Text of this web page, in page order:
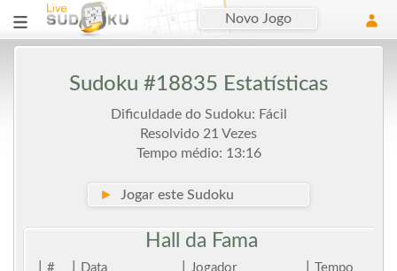
Novo Jogo
Sudoku #18835 Estatísticas
Dificuldade do Sudoku: Fácil
Resolvido 21 Vezes
Tempo médio: 13:16
► Jogar este Sudoku
Hall da Fama
# Data Jogador
Tempo